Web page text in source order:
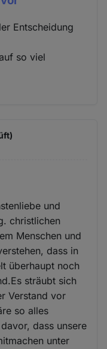
Entscheidung
so viel
und
christlichen
Menschen und
dass in
überhaupt noch
sträubt sich
Verstand vor
so alles
dass unsere
unter